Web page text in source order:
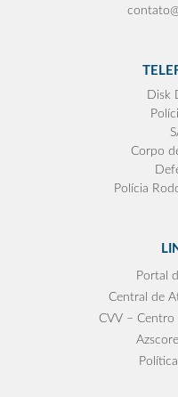
Disk
Corpo
Polícia
Portal
Central de
CVV – Centro